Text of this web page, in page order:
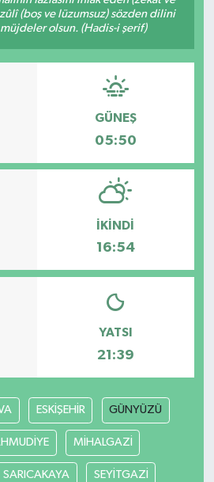
(boş ve lüzumsuz) sözden dilini
olsun. (Hadis-i şerif)
GÜNEŞ
05:50
İKINDI
16:54
YATSI
21:39
ESKİŞEHİR GÜNYÜZÜ
MİHALGAZİ
SARICAKAYA SEYİTGAZİ